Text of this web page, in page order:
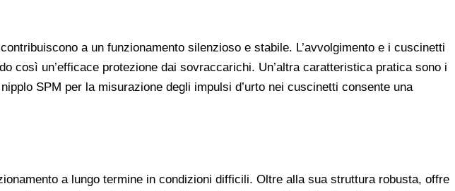
a un funzionamento silenzioso e stabile. L’avvolgimento e i cuscinetti
così un’efficace protezione dai sovraccarichi. Un’altra caratteristica pratica sono i
SPM per la misurazione degli impulsi d’urto nei cuscinetti consente una
a lungo termine in condizioni difficili. Oltre alla sua struttura robusta, offre